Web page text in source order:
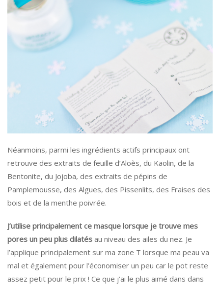
Néanmoins, parmi les ingrédients actifs principaux ont
retrouve des extraits de feuille d’Aloès, du Kaolin, de la
Bentonite, du Jojoba, des extraits de pépins de
Pamplemousse, des Algues, des Pissenlits, des Fraises des
bois et de la menthe poivrée.
J’utilise principalement ce masque lorsque je trouve mes
pores un peu plus dilatés au niveau des ailes du nez. Je
l’applique principalement sur ma zone T lorsque ma peau va
mal et également pour l’économiser un peu car le pot reste
assez petit pour le prix ! Ce que j’ai le plus aimé dans dans